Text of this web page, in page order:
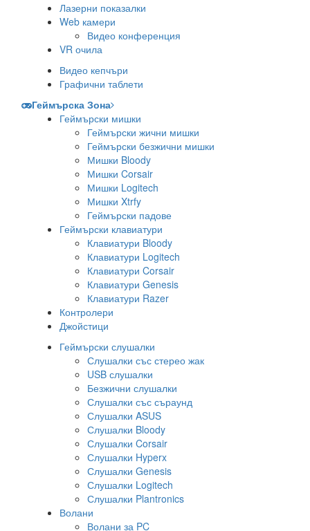
Лазерни показалки
Web камери
Видео конференция
VR очила
Видео кепчъри
Графични таблети
Геймърска Зона
Геймърски мишки
Геймърски жични мишки
Геймърски безжични мишки
Мишки Bloody
Мишки Corsair
Мишки Logitech
Мишки Xtrfy
Геймърски падове
Геймърски клавиатури
Клавиатури Bloody
Клавиатури Logitech
Клавиатури Corsair
Клавиатури Genesis
Клавиатури Razer
Контролери
Джойстици
Геймърски слушалки
Слушалки със стерео жак
USB слушалки
Безжични слушалки
Слушалки със съраунд
Слушалки ASUS
Слушалки Bloody
Слушалки Corsair
Слушалки Hyperx
Слушалки Genesis
Слушалки Logitech
Слушалки Plantronics
Волани
Волани за PC